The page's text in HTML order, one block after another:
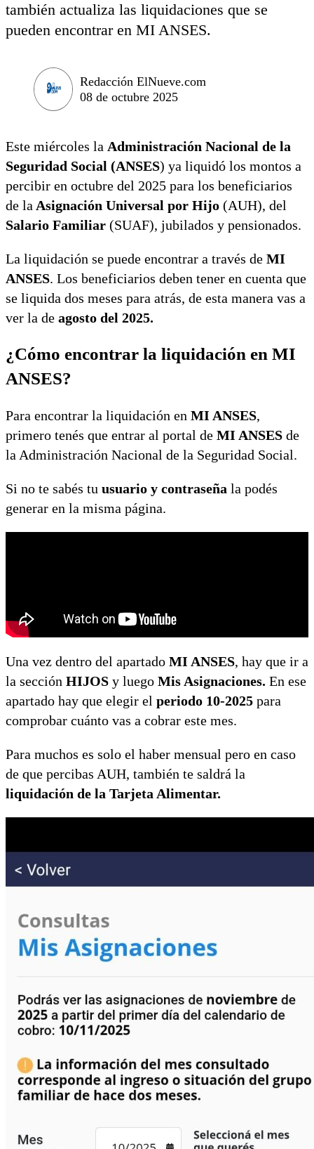
también actualiza las liquidaciones que se
pueden encontrar en MI ANSES.
Redacción ElNueve.com
08 de octubre 2025
Este miércoles la Administración Nacional de la
Seguridad Social (ANSES) ya liquidó los montos a
percibir en octubre del 2025 para los beneficiarios
de la Asignación Universal por Hijo (AUH), del
Salario Familiar (SUAF), jubilados y pensionados.
La liquidación se puede encontrar a través de MI
ANSES. Los beneficiarios deben tener en cuenta que
se liquida dos meses para atrás, de esta manera vas a
ver la de agosto del 2025.
¿Cómo encontrar la liquidación en MI
ANSES?
Para encontrar la liquidación en MI ANSES,
primero tenés que entrar al portal de MI ANSES de
la Administración Nacional de la Seguridad Social.
Si no te sabés tu usuario y contraseña la podés
generar en la misma página.
Una vez dentro del apartado MI ANSES, hay que ir a
la sección HIJOS y luego Mis Asignaciones. En ese
apartado hay que elegir el periodo 10-2025 para
comprobar cuánto vas a cobrar este mes.
Para muchos es solo el haber mensual pero en caso
de que percibas AUH, también te saldrá la
liquidación de la Tarjeta Alimentar.